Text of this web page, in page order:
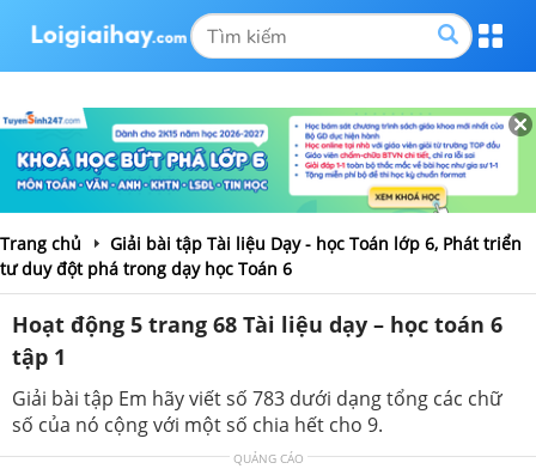
Trang chủ
Giải bài tập Tài liệu Dạy - học Toán lớp 6, Phát triển
tư duy đột phá trong dạy học Toán 6
Hoạt động 5 trang 68 Tài liệu dạy – học toán 6
tập 1
Giải bài tập Em hãy viết số 783 dưới dạng tổng các chữ
số của nó cộng với một số chia hết cho 9.
QUẢNG CÁO